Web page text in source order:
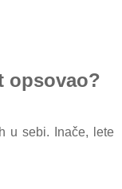
opsovao?
u sebi. Inače, lete